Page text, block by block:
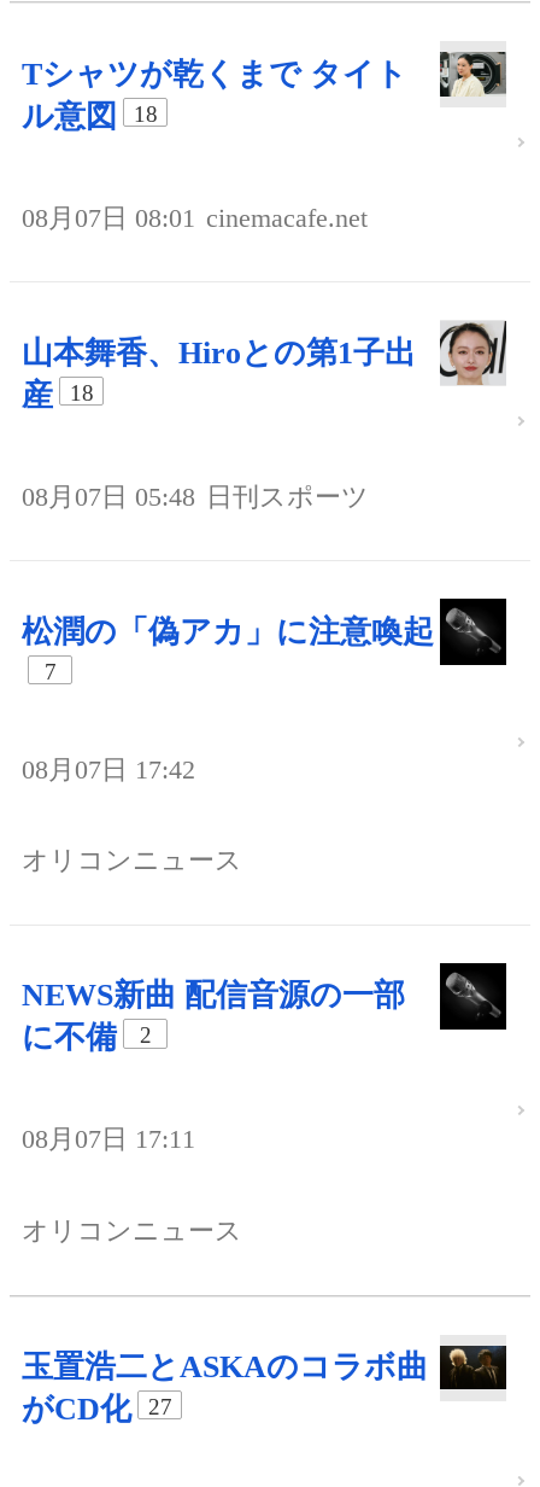
Tシャツが乾くまで タイト
ル意図
18
08月07日 08:01 cinemacafe.net
山本舞香、Hiroとの第1子出
産
18
08月07日 05:48 日刊スポーツ
松潤の「偽アカ」に注意喚起
7
08月07日 17:42
オリコンニュース
NEWS新曲 配信音源の一部
に不備
2
08月07日 17:11
オリコンニュース
玉置浩二とASKAのコラボ曲
がCD化
27